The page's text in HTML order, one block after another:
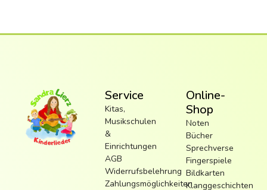
Service
Kitas,
Musikschulen
&
Einrichtungen
AGB
Widerrufsbelehrung
Zahlungsmöglichkeiten
Online-
Shop
Noten
Bücher
Sprechverse
Fingerspiele
Bildkarten
Klanggeschichten